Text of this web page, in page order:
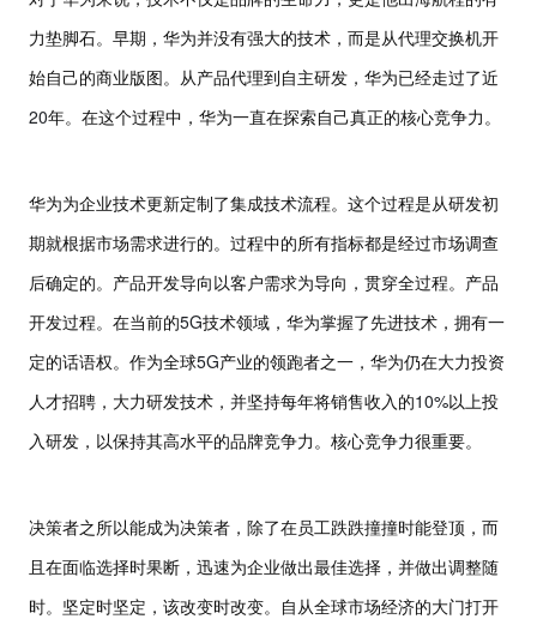
力垫脚石。早期，华为并没有强大的技术，而是从代理交换机开
始自己的商业版图。从产品代理到自主研发，华为已经走过了近
20年。在这个过程中，华为一直在探索自己真正的核心竞争力。
华为为企业技术更新定制了集成技术流程。这个过程是从研发初
期就根据市场需求进行的。过程中的所有指标都是经过市场调查
后确定的。产品开发导向以客户需求为导向，贯穿全过程。产品
开发过程。在当前的5G技术领域，华为掌握了先进技术，拥有一
定的话语权。作为全球5G产业的领跑者之一，华为仍在大力投资
人才招聘，大力研发技术，并坚持每年将销售收入的10%以上投
入研发，以保持其高水平的品牌竞争力。核心竞争力很重要。
决策者之所以能成为决策者，除了在员工跌跌撞撞时能登顶，而
且在面临选择时果断，迅速为企业做出最佳选择，并做出调整随
时。坚定时坚定，该改变时改变。自从全球市场经济的大门打开